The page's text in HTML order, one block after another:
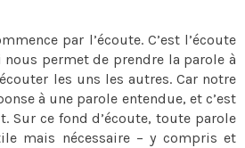
par l’écoute. C’est l’écoute
permet de prendre la parole à
les uns les autres. Car notre
à une parole entendue, et c’est
Sur ce fond d’écoute, toute parole
mais nécessaire – y compris et